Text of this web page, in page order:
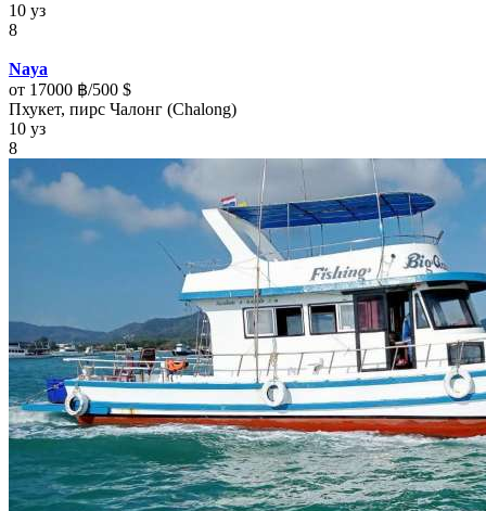
10 уз
8
Naya
от 17000 ฿/500 $
Пхукет, пирс Чалонг (Chalong)
10 уз
8